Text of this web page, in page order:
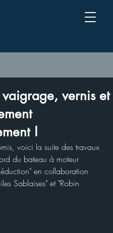
vernis et
!
voici la suite des travaux
du bateau à moteur
en collaboration
Sablaises" et "Robin